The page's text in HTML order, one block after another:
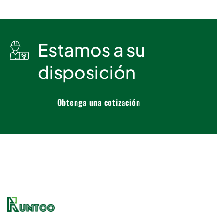
Estamos a su
disposición
Obtenga una cotización